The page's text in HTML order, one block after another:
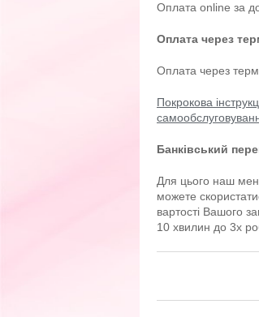
Оплата online за
Оплата через
Оплата через
Покрокова
Банківський
Для цього наш
можете
вартості Вашого
10 хвилин до 3х